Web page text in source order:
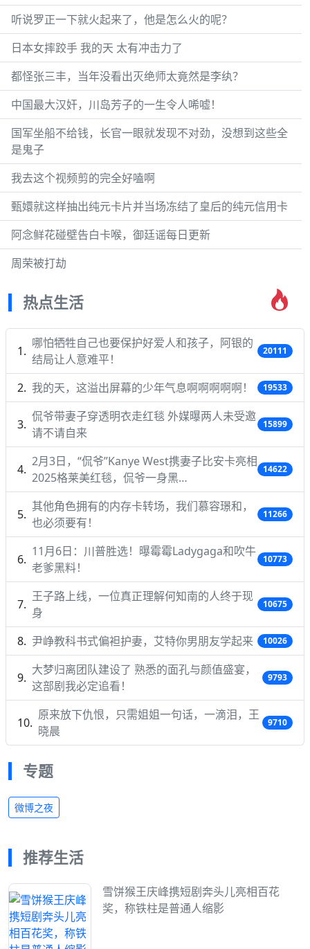
听说罗正一下就火起来了，他是怎么火的呢？
日本女摔跤手 我的天 太有冲击力了
都怪张三丰，当年没看出灭绝师太竟然是李纨？
中国最大汉奸，川岛芳子的一生令人唏嘘！
国军坐船不给钱，长官一眼就发现不对劲，没想到这些全
是鬼子
我去这个视频剪的完全好嗑啊
甄嬛就这样抽出纯元卡片并当场冻结了皇后的纯元信用卡
阿念鲜花碰壁告白卡喉，御廷谣每日更新
周荣被打劫
热点生活
哪怕牺牲自己也要保护好爱人和孩子，阿银的
结局让人意难平！
20111
我的天，这溢出屏幕的少年气息啊啊啊啊啊！ 19533
侃爷带妻子穿透明衣走红毯 外媒曝两人未受邀
请不请自来
15899
2月3日，“侃爷”Kanye West携妻子比安卡亮相
2025格莱美红毯，侃爷一身黑…
14622
其他角色拥有的内存卡转场，我们慕容璟和，
也必须要有！
11266
11月6日：川普胜选！曝霉霉Ladygaga和吹牛
老爹黑料！
10773
王子路上线，一位真正理解何知南的人终于现
身
10675
尹峥教科书式偏袒护妻，艾特你男朋友学起来 10026
大梦归离团队建设了 熟悉的面孔与颜值盛宴，
这部剧我必定追看！
9793
原来放下仇恨，只需姐姐一句话，一滴泪，王
晓晨
9710
专题
微博之夜
推荐生活
雪饼猴王庆峰携短剧奔头儿亮相百花
奖，称铁柱是普通人缩影